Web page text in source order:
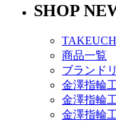
SHOP
商品一覧
ブランド
金澤指輪
金澤指輪
金澤指輪